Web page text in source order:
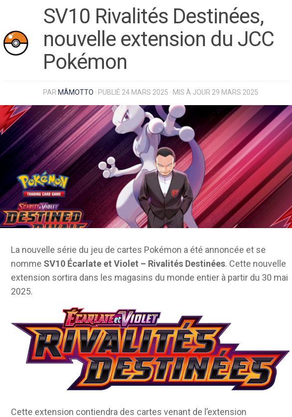
SV10 Rivalités Destinées,
nouvelle extension du JCC
Pokémon
PAR MÂMOTTO · PUBLIÉ 24 MARS 2025 · MIS À JOUR 29 MARS 2025
La nouvelle série du jeu de cartes Pokémon a été annoncée et se
nomme SV10 Écarlate et Violet – Rivalités Destinées. Cette nouvelle
extension sortira dans les magasins du monde entier à partir du 30 mai
2025.
Cette extension contiendra des cartes venant de l’extension